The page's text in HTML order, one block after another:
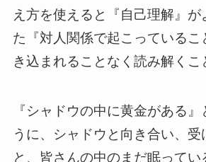
え方を使えると『自己理解』が
た『対人関係で起こっているこ
き込まれることなく読み解くこ
『シャドウの中に黄金がある
うに、シャドウと向き合い、受
と、皆さんの中のまだ眠ってい